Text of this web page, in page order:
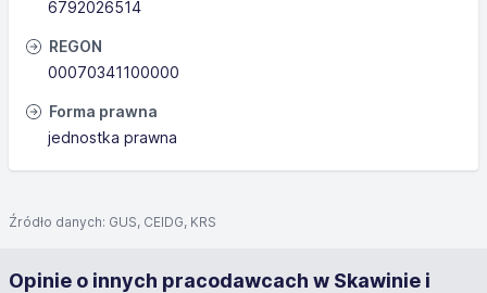
6792026514
REGON
00070341100000
Forma prawna
jednostka prawna
Źródło danych: GUS, CEIDG, KRS
Opinie o innych pracodawcach w Skawinie i